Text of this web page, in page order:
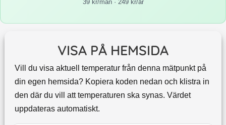
39 kr/mån · 249 kr/år
VISA PÅ HEMSIDA
Vill du visa aktuell temperatur från denna mätpunkt på
din egen hemsida? Kopiera koden nedan och klistra in
den där du vill att temperaturen ska synas. Värdet
uppdateras automatiskt.